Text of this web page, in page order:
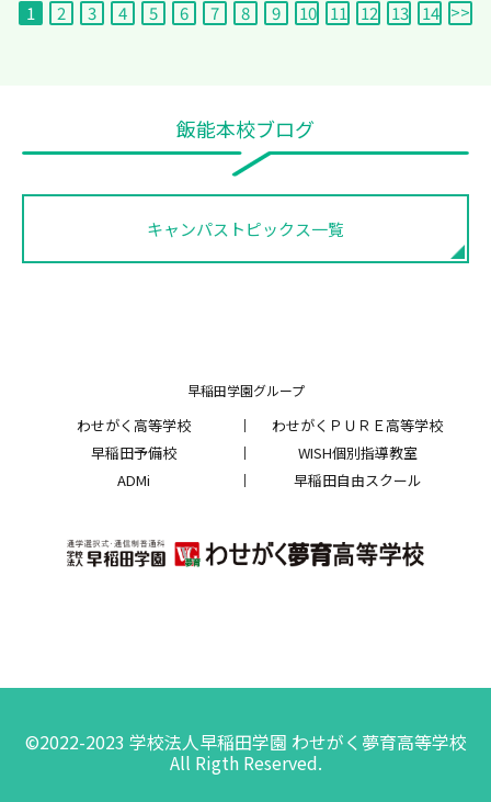
1 2 3 4 5 6 7 8 9 10 11 12 13 14
飯能本校ブログ
キャンパストピックス一覧
早稲田学園グループ
わせがく高等学校
わせがくＰＵＲＥ高等学校
早稲田予備校
WISH個別指導教室
ADMi
早稲田自由スクール
©2022-2023 学校法人早稲田学園 わせがく夢育高等学校
All Rigth Reserved.